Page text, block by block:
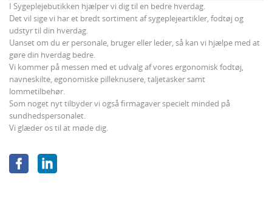
I Sygeplejebutikken hjælper vi dig til en bedre hverdag.
Det vil sige vi har et bredt sortiment af sygeplejeartikler, fodtøj og
udstyr til din hverdag.
Uanset om du er personale, bruger eller leder, så kan vi hjælpe med at
gøre din hverdag bedre.
Vi kommer på messen med et udvalg af vores ergonomisk fodtøj,
navneskilte, egonomiske pilleknusere, taljetasker samt
lommetilbehør.
Som noget nyt tilbyder vi også firmagaver specielt minded på
sundhedspersonalet.
Vi glæder os til at møde dig.